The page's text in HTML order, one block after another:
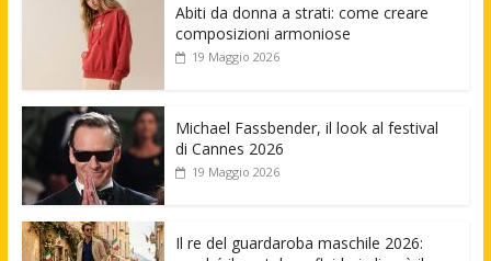
Abiti da donna a strati: come creare
composizioni armoniose
19 Maggio 2026
Michael Fassbender, il look al festival
di Cannes 2026
19 Maggio 2026
Il re del guardaroba maschile 2026: